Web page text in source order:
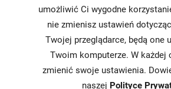
Karty
charakterystyki
Butelkomaty
umożliwić Ci wygodne
nie zmienisz ustawień
Twojej przeglądarce, będą one
Twoim komputerze. W każdej
zmienić swoje ustawienia.
naszej Polityce